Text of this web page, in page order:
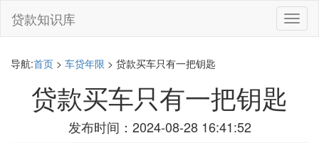
切
换
贷款知识库
导航:首页 > 车贷年限 > 贷款买车只有一把钥匙
贷款买车只有一把钥匙
发布时间：2024-08-28 16:41:52